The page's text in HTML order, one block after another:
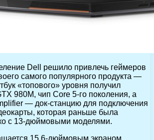
Dell решило привлечь геймеров
самого популярного продукта —
«топового» уровня получил
980M, чип Core 5-го поколения, а
— док-станцию для подключения
которая раньше была
с 13-дюймовыми моделями.
15,6-дюймовым экраном